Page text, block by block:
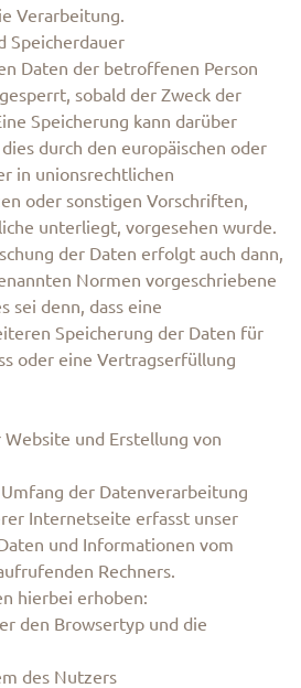
Verarbeitung.
Speicherdauer
Daten der betroffenen Person
sobald der Zweck der
Speicherung kann darüber
durch den europäischen oder
in unionsrechtlichen
oder sonstigen Vorschriften,
unterliegt, vorgesehen wurde.
der Daten erfolgt auch dann,
Normen vorgeschriebene
sei denn, dass eine
Speicherung der Daten für
oder eine Vertragserfüllung
und Erstellung von
der Datenverarbeitung
Internetseite erfasst unser
und Informationen vom
Rechners.
hierbei erhoben:
den Browsertyp und die
des Nutzers